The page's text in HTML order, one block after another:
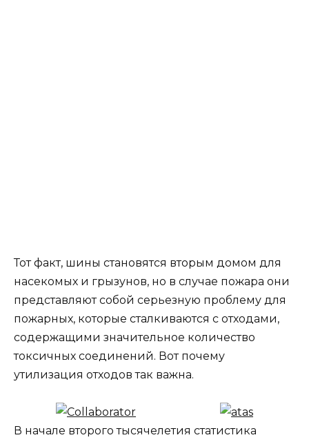
Тот факт, шины становятся вторым домом для
насекомых и грызунов, но в случае пожара они
представляют собой серьезную проблему для
пожарных, которые сталкиваются с отходами,
содержащими значительное количество
токсичных соединений. Вот почему
утилизация отходов так важна.
В начале второго тысячелетия статистика